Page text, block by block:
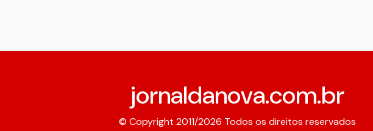
jornaldanova.com.br
© Copyright 2011/2026 Todos os direitos reservados